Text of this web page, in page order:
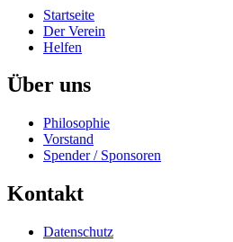
Startseite
Der Verein
Helfen
Über uns
Philosophie
Vorstand
Spender / Sponsoren
Kontakt
Datenschutz